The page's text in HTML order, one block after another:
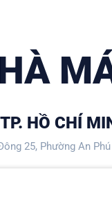
HỒ CHÍ
25, Phường An